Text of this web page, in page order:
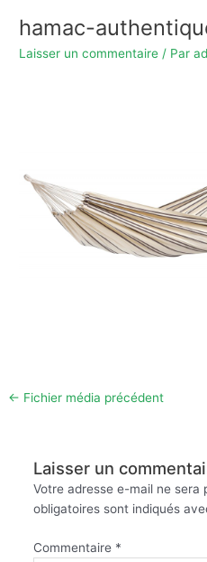
hamac-
Laisser un commentaire / Par
← Fichier média précédent
Laisser un
Votre adresse e-mail ne sera
obligatoires sont indiqués
Commentaire *